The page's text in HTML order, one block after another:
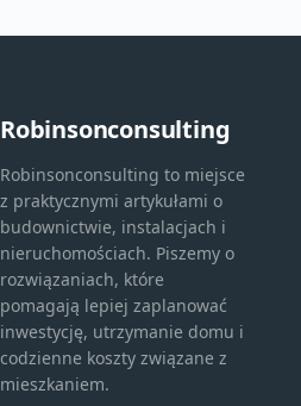
Robinsonconsulting
Robinsonconsulting to miejsce
z praktycznymi artykułami o
budownictwie, instalacjach i
nieruchomościach. Piszemy o
rozwiązaniach, które
pomagają lepiej zaplanować
inwestycję, utrzymanie domu i
codzienne koszty związane z
mieszkaniem.